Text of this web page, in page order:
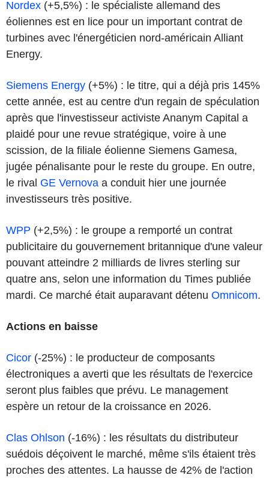
Nordex (+5,5%) : le spécialiste allemand des
éoliennes est en lice pour un important contrat de
turbines avec l'énergéticien nord-américain Alliant
Energy.
Siemens Energy (+5%) : le titre, qui a déjà pris 145%
cette année, est au centre d'un regain de spéculation
après que l'investisseur activiste Ananym Capital a
plaidé pour une revue stratégique, voire à une
scission, de la filiale éolienne Siemens Gamesa,
jugée pénalisante pour le reste du groupe. En outre,
le rival GE Vernova a conduit hier une journée
investisseurs très positive.
WPP (+2,5%) : le groupe a remporté un contrat
publicitaire du gouvernement britannique d'une valeur
pouvant atteindre 2 milliards de livres sterling sur
quatre ans, selon une information du Times publiée
mardi. Ce marché était auparavant détenu Omnicom.
Actions en baisse
Cicor (-25%) : le producteur de composants
électroniques a averti que les résultats de l'exercice
seront plus faibles que prévu. Le management
espère un retour de la croissance en 2026.
Clas Ohlson (-16%) : les résultats du distributeur
suédois déçoivent le marché, même s'ils étaient très
proches des attentes. La hausse de 42% de l'action